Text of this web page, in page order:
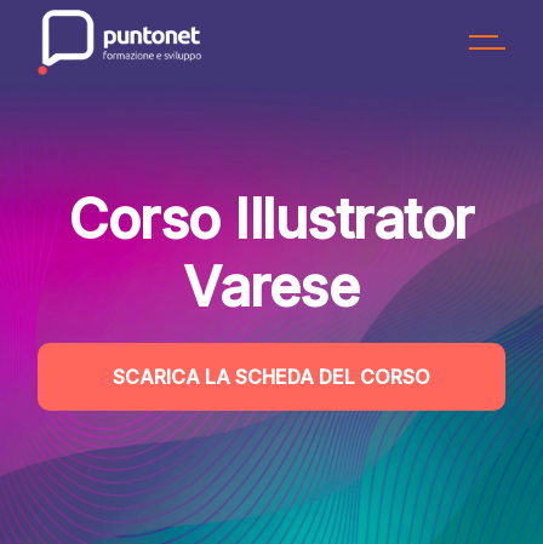
content
Corso Illustrator
Varese
SCARICA LA SCHEDA DEL CORSO